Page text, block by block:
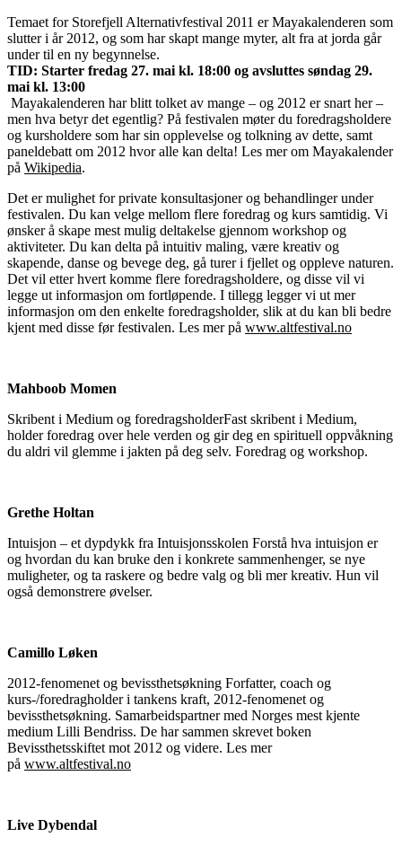
Temaet for Storefjell Alternativfestival 2011 er Mayakalenderen som
slutter i år 2012, og som har skapt mange myter, alt fra at jorda går
under til en ny begynnelse.
TID: Starter fredag 27. mai kl. 18:00 og avsluttes søndag 29.
mai kl. 13:00
Mayakalenderen har blitt tolket av mange – og 2012 er snart her –
men hva betyr det egentlig? På festivalen møter du foredragsholdere
og kursholdere som har sin opplevelse og tolkning av dette, samt
paneldebatt om 2012 hvor alle kan delta! Les mer om Mayakalender
på Wikipedia.
Det er mulighet for private konsultasjoner og behandlinger under
festivalen. Du kan velge mellom flere foredrag og kurs samtidig. Vi
ønsker å skape mest mulig deltakelse gjennom workshop og
aktiviteter. Du kan delta på intuitiv maling, være kreativ og
skapende, danse og bevege deg, gå turer i fjellet og oppleve naturen.
Det vil etter hvert komme flere foredragsholdere, og disse vil vi
legge ut informasjon om fortløpende. I tillegg legger vi ut mer
informasjon om den enkelte foredragsholder, slik at du kan bli bedre
kjent med disse før festivalen. Les mer på www.altfestival.no
Mahboob Momen
Skribent i Medium og foredragsholderFast skribent i Medium,
holder foredrag over hele verden og gir deg en spirituell oppvåkning
du aldri vil glemme i jakten på deg selv. Foredrag og workshop.
Grethe Holtan
Intuisjon – et dypdykk fra Intuisjonsskolen Forstå hva intuisjon er
og hvordan du kan bruke den i konkrete sammenhenger, se nye
muligheter, og ta raskere og bedre valg og bli mer kreativ. Hun vil
også demonstrere øvelser.
Camillo Løken
2012-fenomenet og bevissthetsøkning Forfatter, coach og
kurs-/foredragholder i tankens kraft, 2012-fenomenet og
bevissthetsøkning. Samarbeidspartner med Norges mest kjente
medium Lilli Bendriss. De har sammen skrevet boken
Bevissthetsskiftet mot 2012 og videre. Les mer
på www.altfestival.no
Live Dybendal